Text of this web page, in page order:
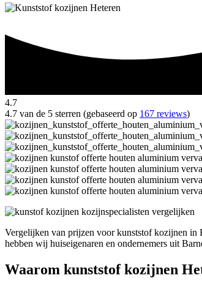
4.7
4.7 van de 5 sterren (gebaseerd op 167 reviews)
Vergelijken van prijzen voor kunststof kozijnen in
hebben wij huiseigenaren en ondernemers uit
Waarom kunststof kozijnen